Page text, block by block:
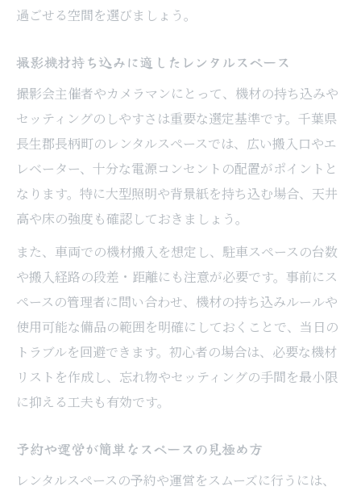
過ごせる空間を選びましょう。
撮影機材持ち込みに適したレンタルスペース
撮影会主催者やカメラマンにとって、機材の持ち込みや
セッティングのしやすさは重要な選定基準です。千葉県
長生郡長柄町のレンタルスペースでは、広い搬入口やエ
レベーター、十分な電源コンセントの配置がポイントと
なります。特に大型照明や背景紙を持ち込む場合、天井
高や床の強度も確認しておきましょう。
また、車両での機材搬入を想定し、駐車スペースの台数
や搬入経路の段差・距離にも注意が必要です。事前にス
ペースの管理者に問い合わせ、機材の持ち込みルールや
使用可能な備品の範囲を明確にしておくことで、当日の
トラブルを回避できます。初心者の場合は、必要な機材
リストを作成し、忘れ物やセッティングの手間を最小限
に抑える工夫も有効です。
予約や運営が簡単なスペースの見極め方
レンタルスペースの予約や運営をスムーズに行うには、